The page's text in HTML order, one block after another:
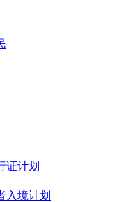
证计划
入境计划